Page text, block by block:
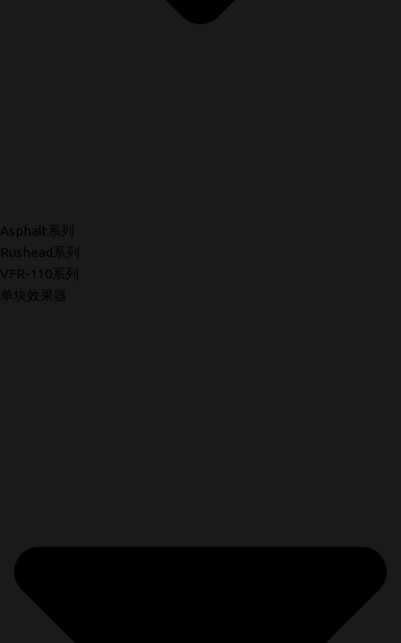
Asphalt系列
Rushead系列
VFR-110系列
单块效果器